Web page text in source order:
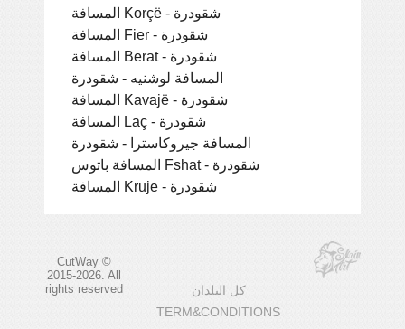
المسافة Korçë - شقودرة
المسافة Fier - شقودرة
المسافة Berat - شقودرة
المسافة لوشنيه - شقودرة
المسافة Kavajë - شقودرة
المسافة Laç - شقودرة
المسافة جيروكاسترا - شقودرة
المسافة باتوس Fshat - شقودرة
المسافة Kruje - شقودرة
CutWay ©
2015-2026. All
rights reserved
كل البلدان
TERM&CONDITIONS